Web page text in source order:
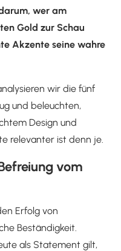
wer am
Gold zur Schau
Akzente seine wahre
wir die fünf
und beleuchten,
Design und
relevanter ist denn je.
vom
Erfolg von
Beständigkeit.
als Statement gilt,